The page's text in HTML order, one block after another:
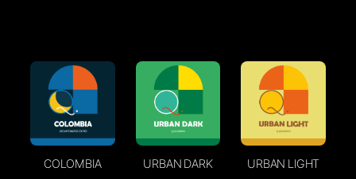
COLOMBIA URBAN DARK URBAN LIGHT